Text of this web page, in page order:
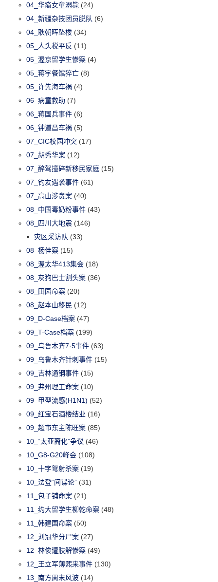
04_华裔女童溺毙 (24)
04_新疆杂技团员脱队 (6)
04_耿朝晖坠楼 (34)
05_人头税平反 (11)
05_渥京留学生惨案 (4)
05_蒋宇餐馆猝亡 (8)
05_许先海车祸 (4)
06_病童救助 (7)
06_蒋国兵事件 (6)
06_钟道昌车祸 (5)
07_CIC校园冲突 (17)
07_胡秀华案 (12)
07_醉驾撞碎新移民家庭 (15)
07_钓友遇袭事件 (61)
07_高山涉贪案 (40)
08_中国毒奶粉事件 (43)
08_四川大地震 (146)
灾区采访队 (33)
08_杨佳案 (15)
08_渥太华413集会 (18)
08_灰狗巴士割头案 (36)
08_田园命案 (20)
08_赵本山移民 (12)
09_D-Case档案 (47)
09_T-Case档案 (199)
09_乌鲁木齐7·5事件 (63)
09_乌鲁木齐针刺事件 (15)
09_吉林通钢事件 (15)
09_弗州理工命案 (10)
09_甲型流感(H1N1) (52)
09_红宝石酒楼结业 (16)
09_超市东主陈旺案 (85)
10_“太亚裔化”争议 (46)
10_G8-G20峰会 (108)
10_十字弩射杀案 (19)
10_法登“间谍论” (31)
11_包子铺命案 (21)
11_约大留学生柳乾命案 (48)
11_韩建国命案 (50)
12_刘冠华分尸案 (27)
12_林俊遭肢解惨案 (49)
12_王立军薄熙来事件 (130)
13_南方周末风波 (14)